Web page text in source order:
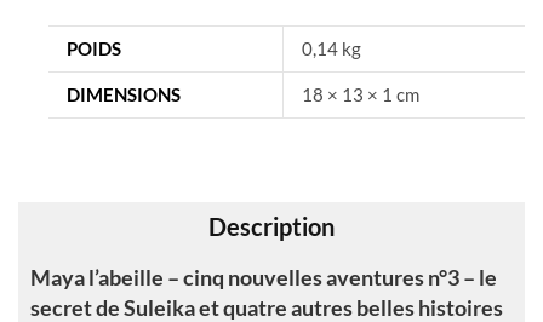
n
a
t
:
POIDS 0,14 kg
DIMENSIONS 18 × 13 × 1 cm
Description
Maya l’abeille – cinq nouvelles aventures n°3 – le
secret de Suleika et quatre autres belles histoires